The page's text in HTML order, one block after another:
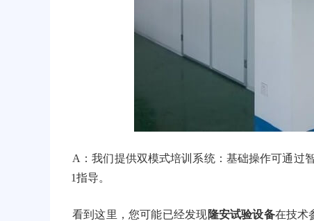
A：我们提供双模式培训系统：基础操作可通过
1指导。
看到这里，您可能已经发现隆安试验设备在技术